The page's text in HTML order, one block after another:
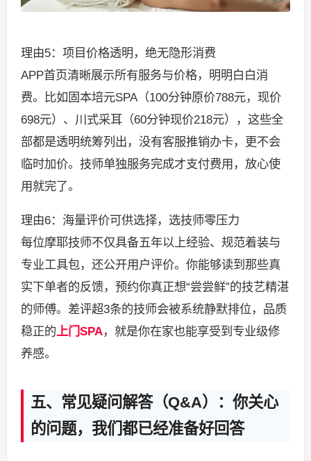
理由5：项目价格透明，绝无隐形消费
APP首页清晰展示所有服务与价格，明明白白消
费。比如固本培元SPA（100分钟原价788元，现价
698元）、川式采耳（60分钟现价218元），这些全
部都是透明统筹列出，没有客服推销办卡，更不会
临时加价。技师单独服务完成才支付费用，放心使
用就完了。
理由6：海量评价可供选择，选技师零压力
每位摩耶技师不仅具备五年以上经验、规范着装与
专业工具包，还公开用户评价。你能够读到那些真
实下单者的反馈，预约你真正想“尝尝鲜”的技艺精湛
的师傅。差评超3条的技师会被系统静默排位，品质
稳正的上门SPA，就是你在家也能享受到专业级修
养感。
五、常见疑问解答（Q&A）：你关心
的问题，我们都已经准备好回答